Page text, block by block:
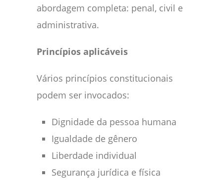
abordagem completa: penal, civil e
administrativa.
Princípios aplicáveis
Vários princípios constitucionais
podem ser invocados:
Dignidade da pessoa humana
Igualdade de gênero
Liberdade individual
Segurança jurídica e física